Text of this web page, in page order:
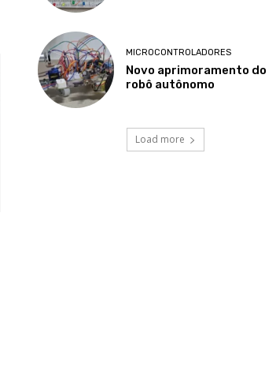
MICROCONTROLADORES
Novo aprimoramento do
robô autônomo
Load more